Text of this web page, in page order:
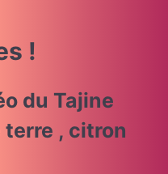
!
du Tajine
terre , citron